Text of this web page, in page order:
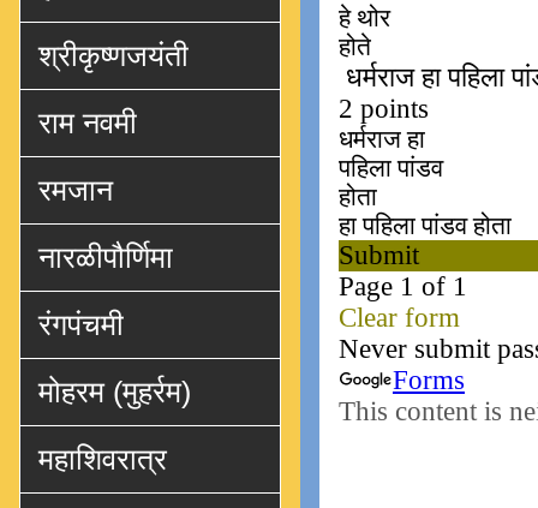
श्रीकृष्णजयंती
राम नवमी
रमजान
नारळीपौर्णिमा
रंगपंचमी
मोहरम (मुहर्रम)
महाशिवरात्र